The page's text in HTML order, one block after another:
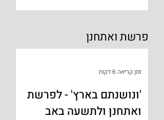
בעיון...
פרשת ואתחנן
'ונושנתם בארץ' - לפרשת
ואתחנן ולתשעה באב
זמן קריאה 6 דקות